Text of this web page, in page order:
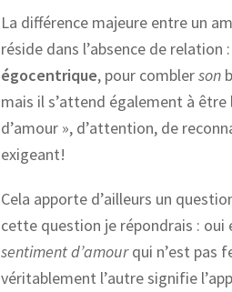
La différence majeure entre un
réside dans l’absence de relation
égocentrique, pour comblerson
mais il s’attend également à
d’amour », d’attention, de
exigeant!
Cela apporte d’ailleurs un
cette question je répondrais :
sentiment d’amourqui n’est pas
véritablement l’autre signifie